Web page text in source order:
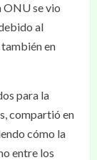
ONU se vio
al
en
para la
compartió en
cómo la
entre los